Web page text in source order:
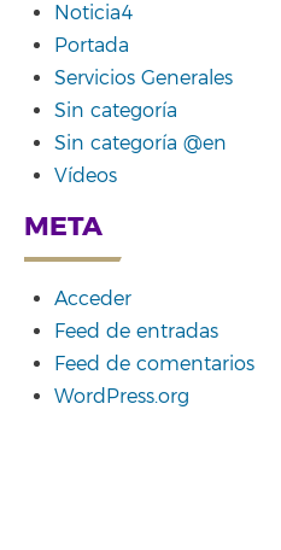
Noticia4
Portada
Servicios Generales
Sin categoría
Sin categoría @en
Vídeos
META
Acceder
Feed de entradas
Feed de comentarios
WordPress.org